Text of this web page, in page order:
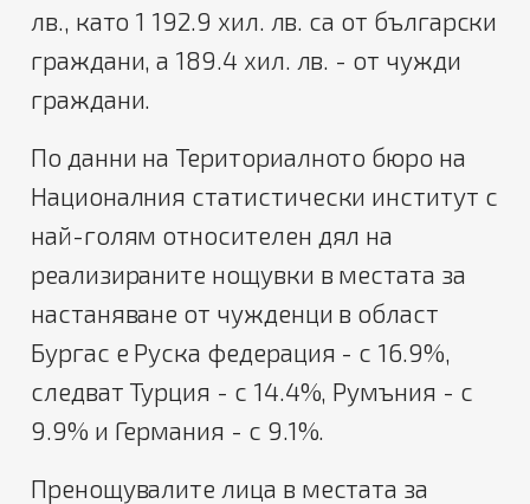
лв., като 1 192.9 хил. лв. са от български
граждани, а 189.4 хил. лв. - от чужди
граждани.
По данни на Териториалното бюро на
Националния статистически институт с
най-голям относителен дял на
реализираните нощувки в местата за
настаняване от чужденци в област
Бургас е Руска федерация - с 16.9%,
следват Турция - с 14.4%, Румъния - с
9.9% и Германия - с 9.1%.
Пренощувалите лица в местата за